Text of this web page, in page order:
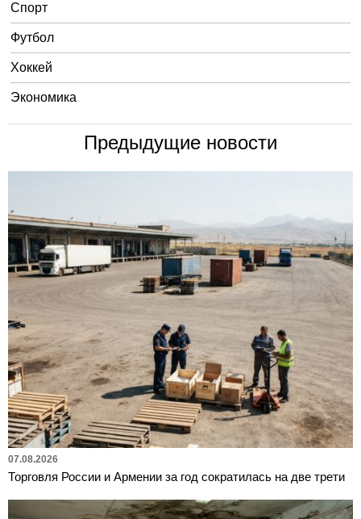
Спорт
Футбол
Хоккей
Экономика
Предыдущие новости
07.08.2026
Торговля России и Армении за год сократилась на две трети